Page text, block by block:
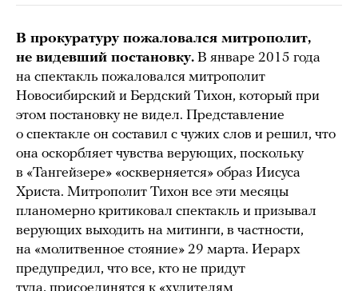
В прокуратуру пожаловался митрополит,
не видевший постановку. В январе 2015 года
на спектакль пожаловался митрополит
Новосибирский и Бердский Тихон, который при
этом постановку не видел. Представление
о спектакле он составил с чужих слов и решил, что
она оскорбляет чувства верующих, поскольку
в «Тангейзере» «оскверняется» образ Иисуса
Христа. Митрополит Тихон все эти месяцы
планомерно критиковал спектакль и призывал
верующих выходить на митинги, в частности,
на «молитвенное стояние» 29 марта. Иерарх
предупредил, что все, кто не придут
туда, присоединятся к «хулителям